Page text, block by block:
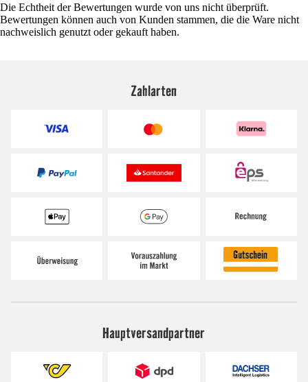
Die Echtheit der Bewertungen wurde von uns nicht überprüft.
Bewertungen können auch von Kunden stammen, die die Ware nicht
nachweislich genutzt oder gekauft haben.
Zahlarten
Hauptversandpartner